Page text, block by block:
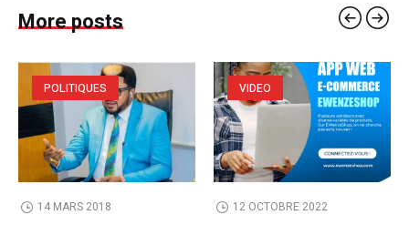
More posts
POLITIQUES
14 MARS 2018
VIDEO
12 OCTOBRE 2022